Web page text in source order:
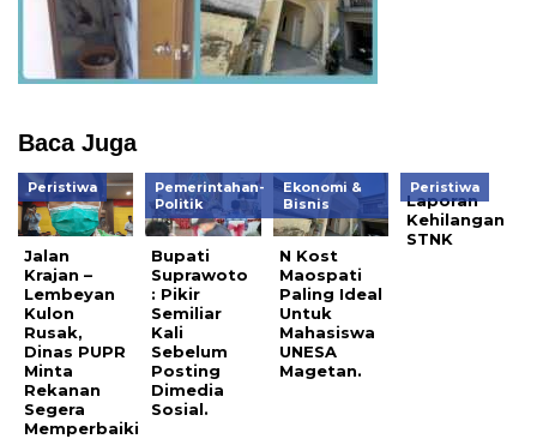
Baca Juga
Peristiwa
Jalan
Krajan –
Lembeyan
Kulon
Rusak,
Dinas PUPR
Minta
Rekanan
Segera
Memperbaiki
Pemerintahan-
Politik
Bupati
Suprawoto
: Pikir
Semiliar
Kali
Sebelum
Posting
Dimedia
Sosial.
Ekonomi &
Bisnis
N Kost
Maospati
Paling Ideal
Untuk
Mahasiswa
UNESA
Magetan.
Peristiwa
Laporan
Kehilangan
STNK